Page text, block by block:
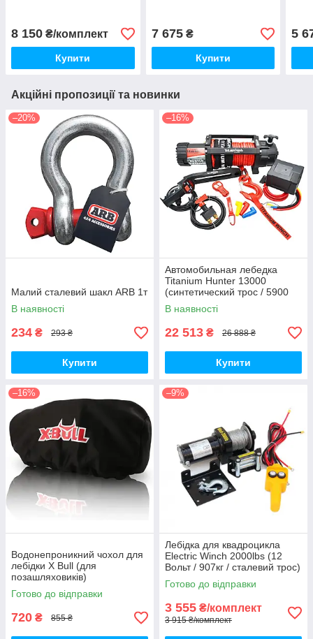
8 150 ₴/комплект
Купити
7 675₴
Купити
5
Акційні пропозиції та новинки
–20%
Малий сталевий шакл ARB 1т
В наявності
234 ₴ 293 ₴
Купити
–16%
Автомобильная лебедка
Titanium Hunter 13000
(синтетический трос / 5900
кг)
В наявності
22 513 ₴ 26 888 ₴
Купити
–16%
Водонепроникний чохол для
лебідки X Bull (для
позашляховиків)
Готово до відправки
720 ₴ 855 ₴
–9%
Лебідка для квадроцикла
Electric Winch 2000lbs (12
Вольт / 907кг / сталевий трос)
Готово до відправки
3 555 ₴/комплект
3 915 ₴/комплект